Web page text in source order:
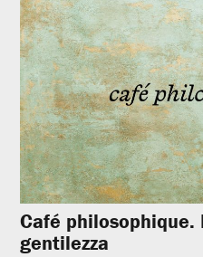
Café
gentilezza